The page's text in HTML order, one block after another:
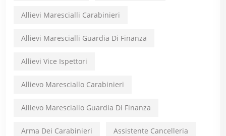
Allievi Marescialli Carabinieri
Allievi Marescialli Guardia Di Finanza
Allievi Vice Ispettori
Allievo Maresciallo Carabinieri
Allievo Maresciallo Guardia Di Finanza
Arma Dei Carabinieri Assistente Cancelleria